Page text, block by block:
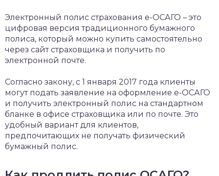
Электронный полис страхования е-ОСАГО – это
цифровая версия традиционного бумажного
полиса, который можно купить самостоятельно
через сайт страховщика и получить по
электронной почте.
Согласно закону, с 1 января 2017 года клиенты
могут подать заявление на оформление е-ОСАГО
и получить электронный полис на стандартном
бланке в офисе страховщика или по почте. Это
удобный вариант для клиентов,
предпочитающих не получать физический
бумажный полис.